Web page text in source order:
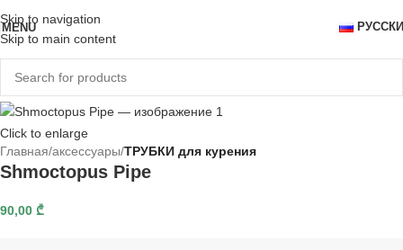
Skip to navigation
Skip to main content
MENU
Click to enlarge
Главная аксессуары ТРУБКИ для курения
Shmoctopus Pipe
90,00 ₾